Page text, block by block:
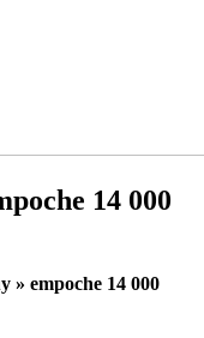
14 000
» empoche 14 000